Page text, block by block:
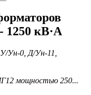
кВ·А
Ун-0, Д/Ун-11,
мощностью 250...